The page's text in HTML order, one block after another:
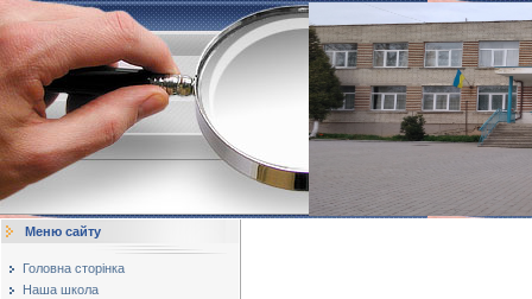
Меню сайту
Головна сторінка
Наша школа